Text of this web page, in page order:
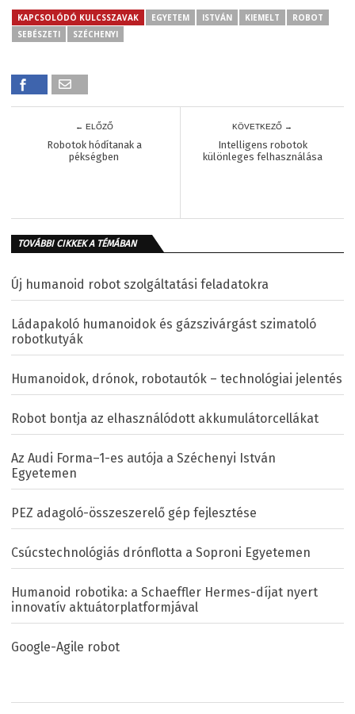
KAPCSOLÓDÓ KULCSSZAVAK EGYETEM ISTVÁN KIEMELT
ROBOT
SEBÉSZETI
SZÉCHENYI
← ELŐZŐ
Robotok hódítanak a
pékségben
KÖVETKEZŐ →
Intelligens robotok
különleges felhasználása
TOVÁBBI CIKKEK A TÉMÁBAN
Új humanoid robot szolgáltatási feladatokra
Ládapakoló humanoidok és gázszivárgást szimatoló
robotkutyák
Humanoidok, drónok, robotautók – technológiai jelentés
Robot bontja az elhasználódott akkumulátorcellákat
Az Audi Forma–1-es autója a Széchenyi István
Egyetemen
PEZ adagoló-összeszerelő gép fejlesztése
Csúcstechnológiás drónflotta a Soproni Egyetemen
Humanoid robotika: a Schaeffler Hermes-díjat nyert
innovatív aktuátorplatformjával
Google-Agile robot